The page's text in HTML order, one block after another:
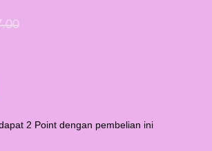
2 Point dengan pembelian ini